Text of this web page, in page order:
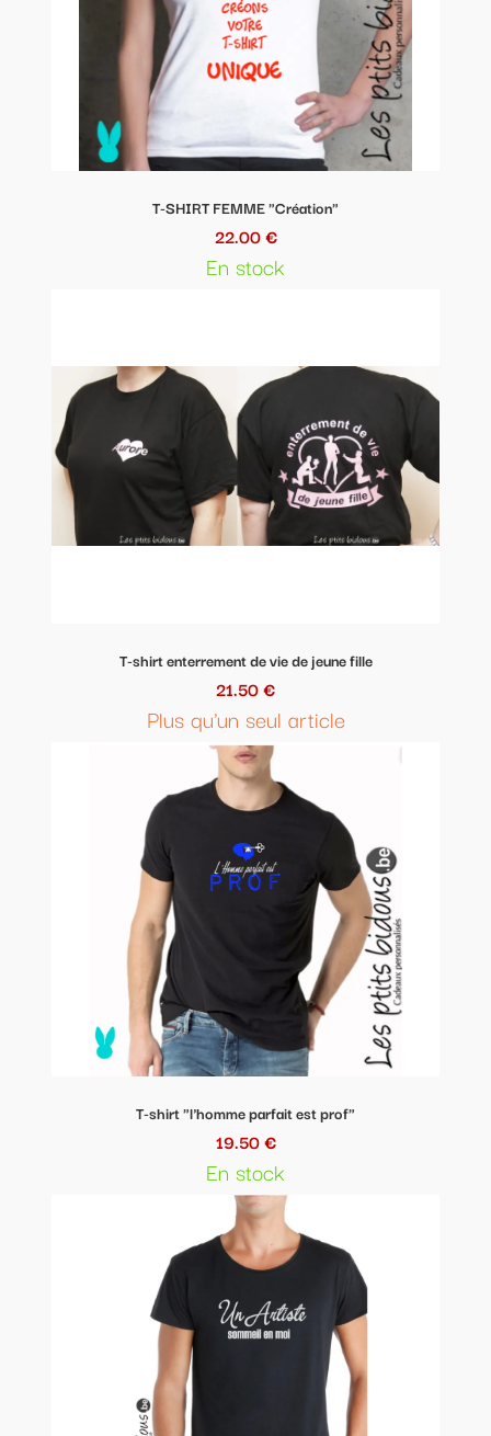
T-SHIRT FEMME "Création"
22.00 €
En stock
T-shirt enterrement de vie de jeune fille
21.50 €
Plus qu'un seul article
T-shirt "l'homme parfait est prof"
19.50 €
En stock